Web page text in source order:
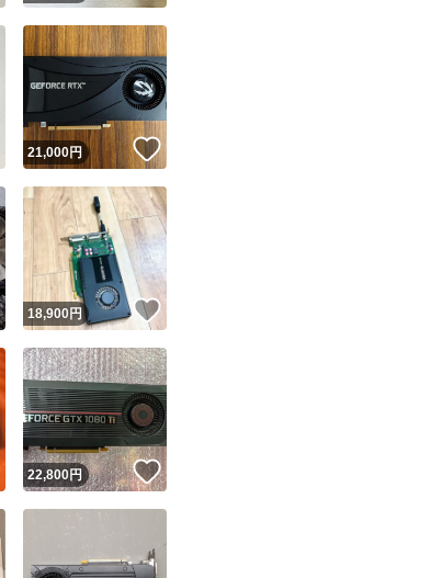
いいね！
21,000円
いいね！
18,900円
いいね！
22,800円 いいね！